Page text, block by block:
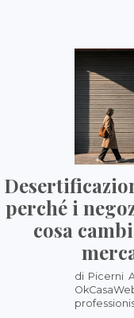
perché i
cosa
di Picerni